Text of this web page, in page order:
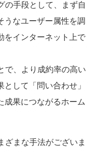
の手段として、まず自
うなユーザー属性を調
をインターネット上で
で、より成約率の高い
して「問い合わせ」
成果につながるホーム
ざまな手法がございま